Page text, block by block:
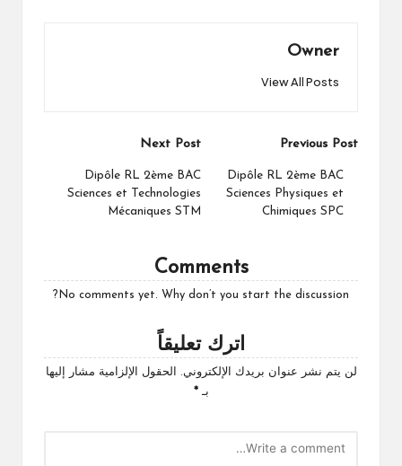
Owner
View All Posts
Post
navigation
Previous Post
Dipôle RL 2ème BAC
Sciences Physiques et
Chimiques SPC
Next Post
Dipôle RL 2ème BAC
Sciences et Technologies
Mécaniques STM
Comments
No comments yet. Why don’t you start the discussion?
اترك تعليقاً
لن يتم نشر عنوان بريدك الإلكتروني.
الحقول الإلزامية مشار إليها
بـ*